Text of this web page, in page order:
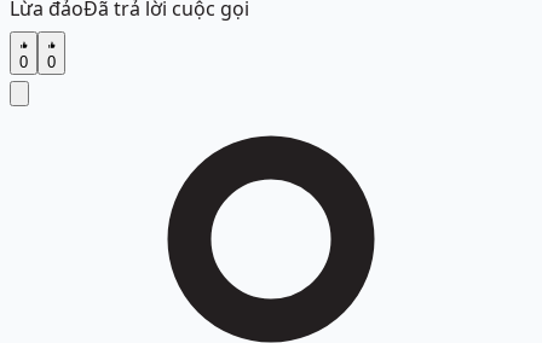
Lừa đảoĐã trả lời cuộc gọi
0 0